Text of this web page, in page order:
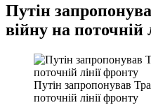
Путін
війну на поточній
Путін запропонував
поточній лінії фронту